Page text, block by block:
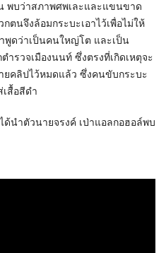
พบว่าสภาพศพเละและแขนขาด
ตนจึงล้อมกระบะเอาไว้เพื่อไม่ให้
พูดว่าเป็นคนใหญ่โต และเป็น
ำรวจเมืองนนท์ ซึ่งตรงที่เกิดเหตุจะ
คลิปไว้หมดแล้ว ซึ่งคนขับกระบะ
สื้อสีดำ
ด้นำตัวนายจรงค์ เป่าแอลกอฮอล์พบ